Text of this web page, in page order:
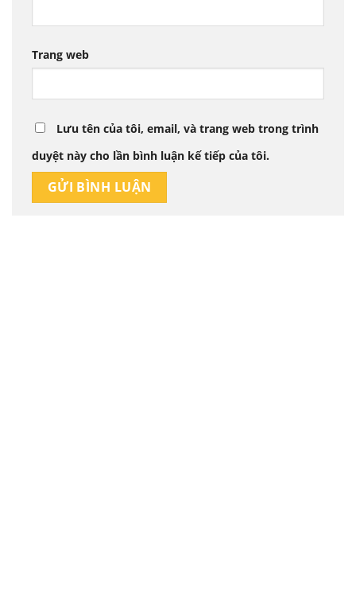
Trang web
Lưu tên của tôi, email, và trang web trong trình
duyệt này cho lần bình luận kế tiếp của tôi.